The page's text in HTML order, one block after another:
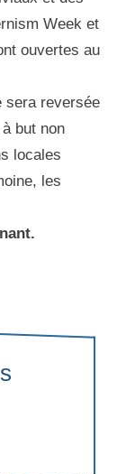
Week et
ouvertes au
sera reversée
but non
locales
les